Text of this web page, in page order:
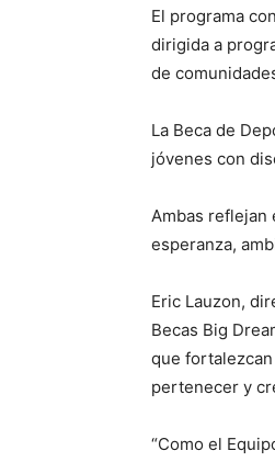
El programa
dirigida a
de
La Beca de
jóvenes con
Ambas reflejan
esperanza,
Eric Lauzon,
Becas Big
que
pertenecer y
“Como el